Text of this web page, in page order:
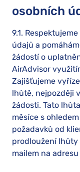
osobních
9.1.
údajů a
žádostí o
AirAdvisor
Zajišťujeme
lhůtě, nejpozději
žádosti. Tato
měsíce s
požadavků od
prodloužení
mailem na